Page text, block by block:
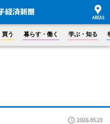
買う 暮らす・働く 学ぶ・知る
2026.05.23